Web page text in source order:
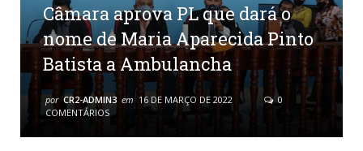
Câmara aprova PL que dará o
nome de Maria Aparecida Pinto
Batista a Ambulancha
por CR2-ADMIN3 em 16 DE MARÇO DE 2022
0
COMENTÁRIOS